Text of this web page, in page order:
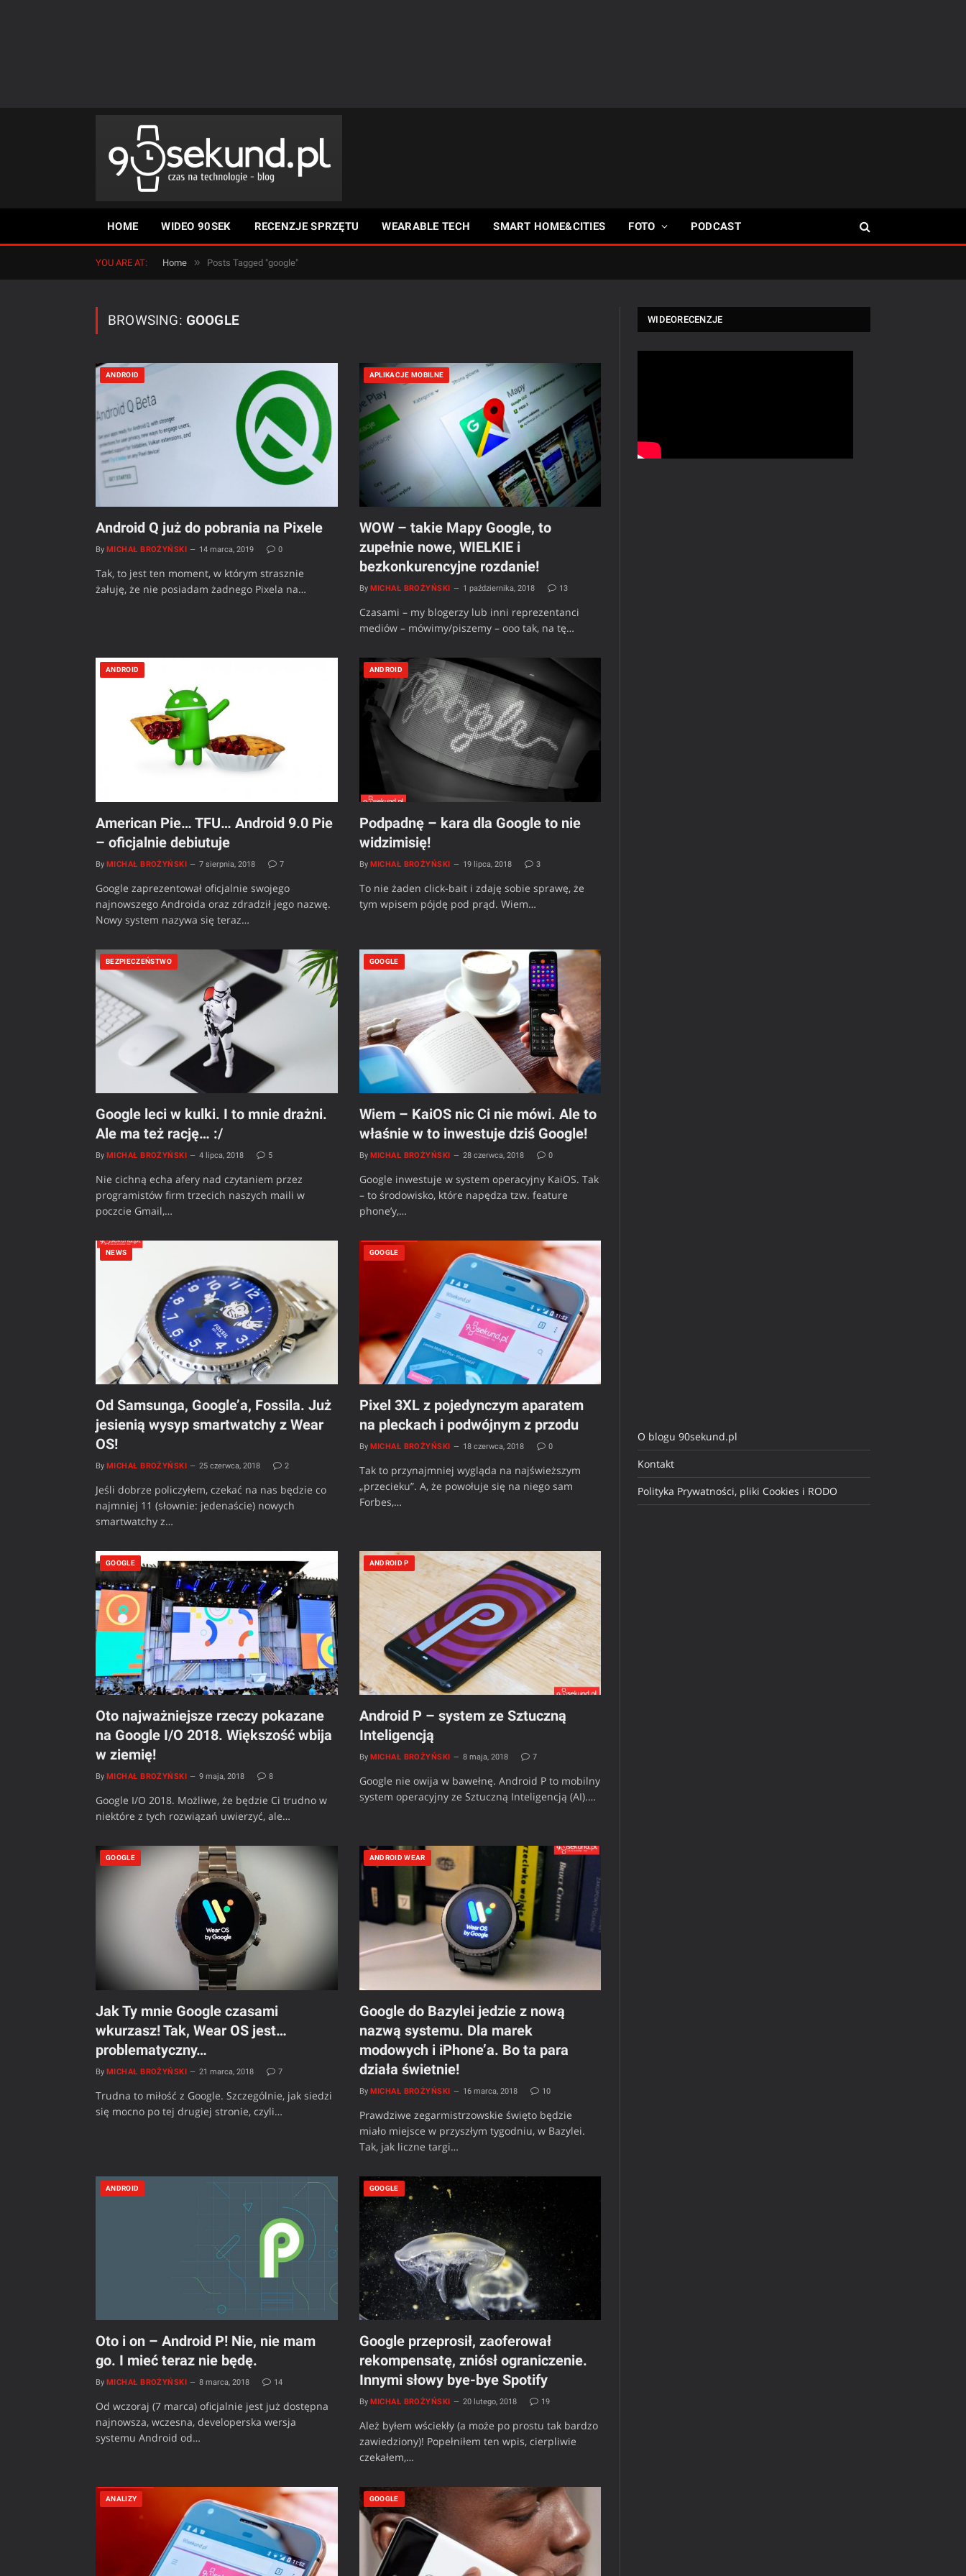
HOME WIDEO 90SEK RECENZJE SPRZĘTU WEARABLE TECH SMART HOME&CITIES FOTO PODCAST
YOU ARE AT: Home » Posts Tagged "google"
BROWSING: GOOGLE
ANDROID
Android Q już do pobrania na Pixele
By MICHAŁ BROŻYŃSKI 14 marca, 2019 0
Tak, to jest ten moment, w którym strasznie
żałuję, że nie posiadam żadnego Pixela na…
APLIKACJE MOBILNE
WOW – takie Mapy Google, to
zupełnie nowe, WIELKIE i
bezkonkurencyjne rozdanie!
By MICHAŁ BROŻYŃSKI 1 października, 2018 13
Czasami – my blogerzy lub inni reprezentanci
mediów – mówimy/piszemy – ooo tak, na tę…
ANDROID
American Pie… TFU… Android 9.0 Pie
– oficjalnie debiutuje
By MICHAŁ BROŻYŃSKI 7 sierpnia, 2018 7
Google zaprezentował oficjalnie swojego
najnowszego Androida oraz zdradził jego nazwę.
Nowy system nazywa się teraz…
ANDROID
Podpadnę – kara dla Google to nie
widzimisię!
By MICHAŁ BROŻYŃSKI 19 lipca, 2018 3
To nie żaden click-bait i zdaję sobie sprawę, że
tym wpisem pójdę pod prąd. Wiem…
BEZPIECZEŃSTWO
Google leci w kulki. I to mnie drażni.
Ale ma też rację… :/
By MICHAŁ BROŻYŃSKI 4 lipca, 2018 5
Nie cichną echa afery nad czytaniem przez
programistów firm trzecich naszych maili w
poczcie Gmail,…
GOOGLE
Wiem – KaiOS nic Ci nie mówi. Ale to
właśnie w to inwestuje dziś Google!
By MICHAŁ BROŻYŃSKI 28 czerwca, 2018 0
Google inwestuje w system operacyjny KaiOS. Tak
– to środowisko, które napędza tzw. feature
phone’y,…
NEWS
Od Samsunga, Google’a, Fossila. Już
jesienią wysyp smartwatchy z Wear
OS!
By MICHAŁ BROŻYŃSKI 25 czerwca, 2018 2
Jeśli dobrze policzyłem, czekać na nas będzie co
najmniej 11 (słownie: jedenaście) nowych
smartwatchy z…
GOOGLE
Pixel 3XL z pojedynczym aparatem
na pleckach i podwójnym z przodu
By MICHAŁ BROŻYŃSKI 18 czerwca, 2018 0
Tak to przynajmniej wygląda na najświeższym
„przecieku”. A, że powołuje się na niego sam
Forbes,…
GOOGLE
Oto najważniejsze rzeczy pokazane
na Google I/O 2018. Większość wbija
w ziemię!
By MICHAŁ BROŻYŃSKI 9 maja, 2018 8
Google I/O 2018. Możliwe, że będzie Ci trudno w
niektóre z tych rozwiązań uwierzyć, ale…
ANDROID P
Android P – system ze Sztuczną
Inteligencją
By MICHAŁ BROŻYŃSKI 8 maja, 2018 7
Google nie owija w bawełnę. Android P to mobilny
system operacyjny ze Sztuczną Inteligencją (AI).…
GOOGLE
Jak Ty mnie Google czasami
wkurzasz! Tak, Wear OS jest…
problematyczny…
By MICHAŁ BROŻYŃSKI 21 marca, 2018 7
Trudna to miłość z Google. Szczególnie, jak siedzi
się mocno po tej drugiej stronie, czyli…
ANDROID WEAR
Google do Bazylei jedzie z nową
nazwą systemu. Dla marek
modowych i iPhone’a. Bo ta para
działa świetnie!
By MICHAŁ BROŻYŃSKI 16 marca, 2018 10
Prawdziwe zegarmistrzowskie święto będzie
miało miejsce w przyszłym tygodniu, w Bazylei.
Tak, jak liczne targi…
ANDROID
Oto i on – Android P! Nie, nie mam
go. I mieć teraz nie będę.
By MICHAŁ BROŻYŃSKI 8 marca, 2018 14
Od wczoraj (7 marca) oficjalnie jest już dostępna
najnowsza, wczesna, developerska wersja
systemu Android od…
GOOGLE
Google przeprosił, zaoferował
rekompensatę, zniósł ograniczenie.
Innymi słowy bye-bye Spotify
By MICHAŁ BROŻYŃSKI 20 lutego, 2018 19
Ależ byłem wściekły (a może po prostu tak bardzo
zawiedziony)! Popełniłem ten wpis, cierpliwie
czekałem,…
ANALIZY GOOGLE
WIDEORECENZJE
O blogu 90sekund.pl
Kontakt
Polityka Prywatności, pliki Cookies i RODO